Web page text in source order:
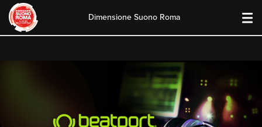
Dimensione Suono Roma